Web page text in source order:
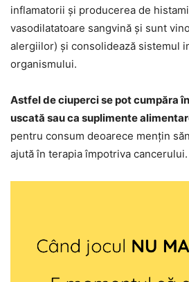
inflamatorii și producerea de
vasodilatatoare sangvină și sunt
alergiilor) și consolidează sistemul
organismului.
Astfel de ciuperci se pot cumpăra
uscată sau ca suplimente
pentru consum deoarece mențin
ajută în terapia împotriva cancerului.